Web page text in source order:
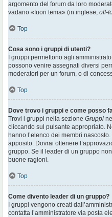
argomento del forum da loro
vadano «fuori tema» (in inglese, off-
Top
Cosa sono i gruppi di utenti?
I gruppi permettono agli
possono venire assegnati diversi
moderatori per un forum, o di
Top
Dove trovo i gruppi e come posso
Trovi i gruppi nella sezione Gruppi
cliccando sul pulsante appropriato.
hanno l’elenco dei membri
apposito. Dovrai ottenere
gruppo. Se il leader di un gruppo
buone ragioni.
Top
Come divento leader di un gruppo?
I gruppi vengono creati
contatta l’amministratore via posta